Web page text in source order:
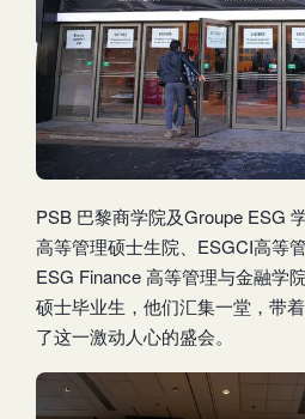
PSB 巴黎商学院及Groupe ESG
高等管理硕士生院、ESGCI高等
ESG Finance 高等管理与金融学
硕士毕业生，他们汇集一堂，带
了这一激动人心的盛会。